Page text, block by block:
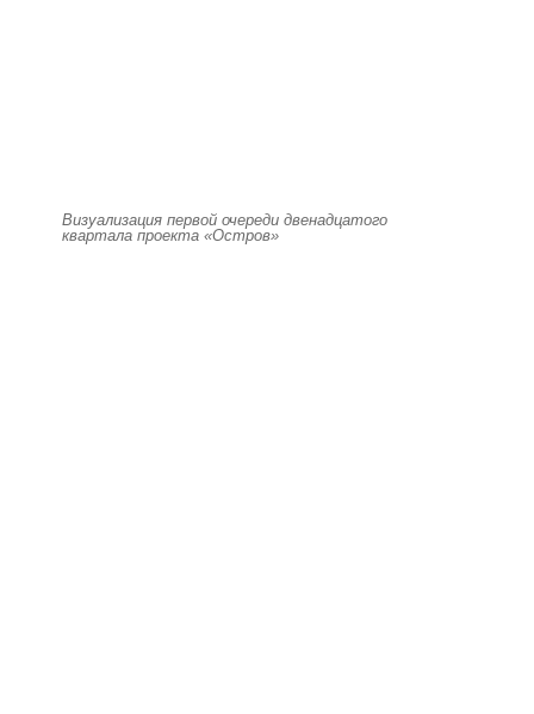
Визуализация первой очереди двенадцатого
квартала проекта «Остров»